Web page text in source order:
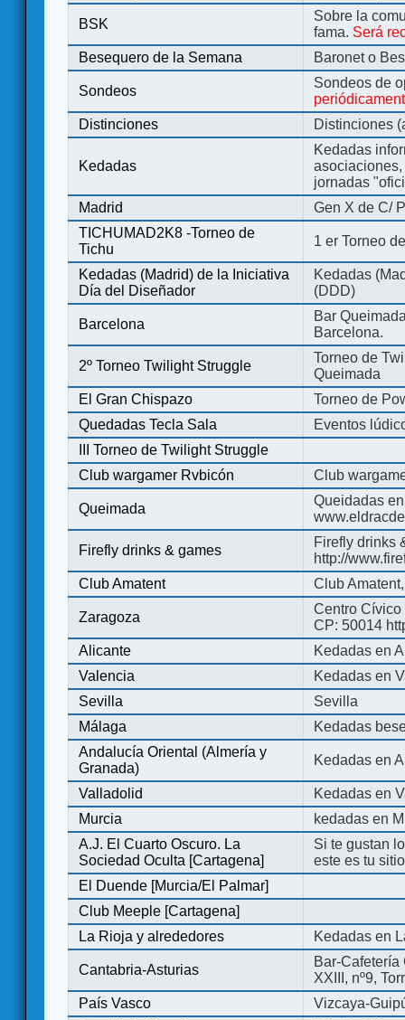
BSK
Sobre la
fama. Será
Besequero de la Semana
Baronet o
Sondeos
Sondeos de
Distinciones
Distinciones
Kedadas
Kedadas
jornadas
Madrid
Gen X de C/
TICHUMAD2K8 -Torneo de
Tichu
1 er Torneo
Kedadas (Madrid) de la Iniciativa
Día del Diseñador
Kedadas
(DDD)
Barcelona
Bar
Barcelona.
2º Torneo Twilight Struggle
Torneo de
Queimada
El Gran Chispazo
Torneo de
Quedadas Tecla Sala
Eventos
III Torneo de Twilight Struggle
Club wargamer Rvbicón
Club
Queimada
Queidadas
Firefly drinks & games
Firefly drinks
http://
Club Amatent
Club
Zaragoza
Centro Cívico
CP: 50014
Alicante
Kedadas en
Valencia
Kedadas en
Sevilla
Sevilla
Málaga
Kedadas
Andalucía Oriental (Almería y
Granada)
Kedadas en
Valladolid
Kedadas en
Murcia
kedadas en
A.J. El Cuarto Oscuro. La
Sociedad Oculta [Cartagena]
Si te gustan
este es tu
El Duende [Murcia/El Palmar]
Club Meeple [Cartagena]
La Rioja y alrededores
Kedadas en
Cantabria-Asturias
Bar-
XXIII, nº9,
País Vasco
Vizcaya-